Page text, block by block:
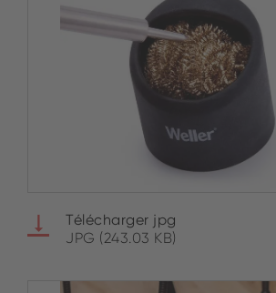
Télécharger jpg
JPG (243.03 KB)